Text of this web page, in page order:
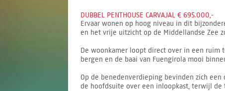
DUBBEL PENTHOUSE CARVAJAL € 695.000,-
Ervaar wonen op hoog niveau in dit
en het vrije uitzicht op de Middellandse Zee
De woonkamer loopt direct over in een ruim
bergen en de baai van Fuengirola mooi
Op de benedenverdieping bevinden zich
de hoofdsuite over een inloopkast, terwijl